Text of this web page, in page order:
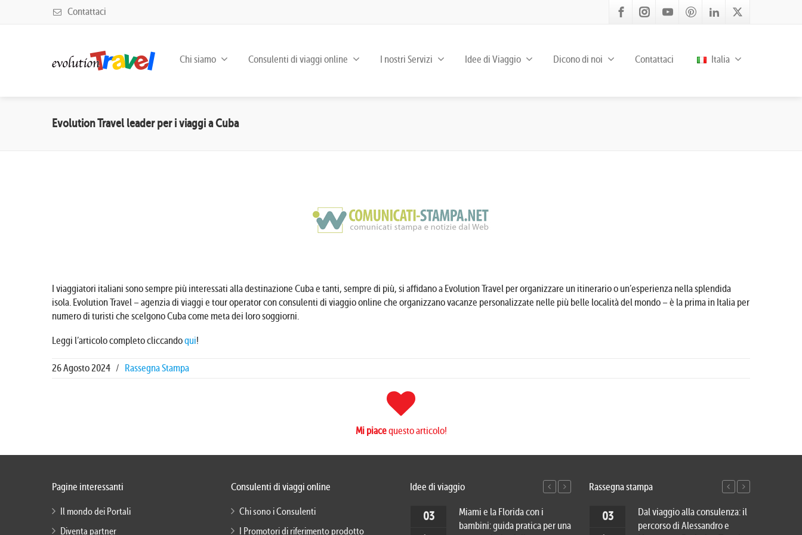
Contattaci
Chi siamo Consulenti di viaggi online I nostri Servizi Idee di Viaggio Dicono di noi Contattaci Italia
Evolution Travel leader per i viaggi a Cuba
I viaggiatori italiani sono sempre più interessati alla destinazione Cuba e tanti, sempre di più, si affidano a Evolution Travel per organizzare un itinerario o un’esperienza nella splendida
isola. Evolution Travel – agenzia di viaggi e tour operator con consulenti di viaggio online che organizzano vacanze personalizzate nelle più belle località del mondo – è la prima in Italia per
numero di turisti che scelgono Cuba come meta dei loro soggiorni.
Leggi l’articolo completo cliccandoqui!
26 Agosto 2024 / Rassegna Stampa
Mi piacequesto articolo!
Pagine interessanti
Il mondo dei Portali
Diventa partner
Consulenti di viaggi online
Chi sono i Consulenti
I Promotori di riferimento prodotto
Idee di viaggio
03
Miami e la Florida con i
bambini: guida pratica per una
Viaggio di nozze in Vietnam e
Cambogia: dai luoghi più
20
Rassegna stampa
03
Dal viaggio alla consulenza: il
percorso di Alessandro e